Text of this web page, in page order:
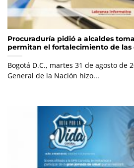
Procuraduría pidió a alcaldes
permitan el fortalecimiento de las
Bogotá D.C., martes 31 de agosto de
General de la Nación hizo...